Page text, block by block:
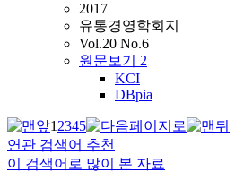
2017
유통경영학회지
Vol.20 No.6
원문보기 2
KCI
DBpia
12345
연관 검색어 추천
이 검색어로 많이 본 자료